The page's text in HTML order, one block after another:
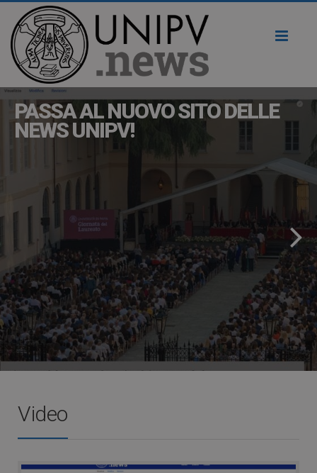
PASSA AL NUOVO SITO DELLE
NEWS UNIPV!
Video